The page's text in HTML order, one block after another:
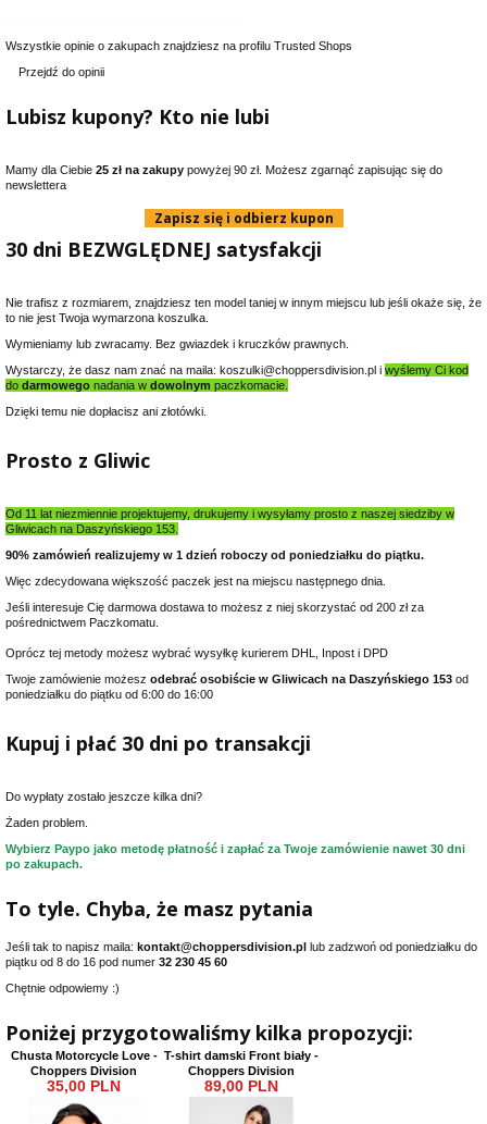
Wszystkie opinie o zakupach znajdziesz na profilu Trusted Shops
Przejdź do opinii
Lubisz kupony? Kto nie lubi
Mamy dla Ciebie 25 zł na zakupy powyżej 90 zł. Możesz zgarnąć zapisując się do
newslettera
Zapisz się i odbierz kupon
30 dni BEZWGLĘDNEJ satysfakcji
Nie trafisz z rozmiarem, znajdziesz ten model taniej w innym miejscu lub jeśli okaże się, że
to nie jest Twoja wymarzona koszulka.
Wymieniamy lub zwracamy. Bez gwiazdek i kruczków prawnych.
Wystarczy, że dasz nam znać na maila: koszulki@choppersdivision.pl i wyślemy Ci kod
do darmowego nadania w dowolnym paczkomacie.
Dzięki temu nie dopłacisz ani złotówki.
Prosto z Gliwic
Od 11 lat niezmiennie projektujemy, drukujemy i wysyłamy prosto z naszej siedziby w
Gliwicach na Daszyńskiego 153.
90% zamówień realizujemy w 1 dzień roboczy od poniedziałku do piątku.
Więc zdecydowana większość paczek jest na miejscu następnego dnia.
Jeśli interesuje Cię darmowa dostawa to możesz z niej skorzystać od 200 zł za
pośrednictwem Paczkomatu.
Oprócz tej metody możesz wybrać wysyłkę kurierem DHL, Inpost i DPD
Twoje zamówienie możesz odebrać osobiście w Gliwicach na Daszyńskiego 153 od
poniedziałku do piątku od 6:00 do 16:00
Kupuj i płać 30 dni po transakcji
Do wypłaty zostało jeszcze kilka dni?
Żaden problem.
Wybierz Paypo jako metodę płatność i zapłać za Twoje zamówienie nawet 30 dni
po zakupach.
To tyle. Chyba, że masz pytania
Jeśli tak to napisz maila: kontakt@choppersdivision.pl lub zadzwoń od poniedziałku do
piątku od 8 do 16 pod numer 32 230 45 60
Chętnie odpowiemy :)
Poniżej przygotowaliśmy kilka propozycji:
Chusta Motorcycle Love -
Choppers Division
35,00 PLN
T-shirt damski Front biały -
Choppers Division
89,00 PLN